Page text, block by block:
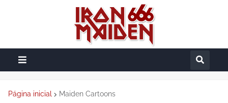
Página inicial Maiden Cartoons